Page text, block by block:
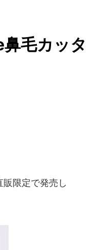
毛カッタ
限定で発売し